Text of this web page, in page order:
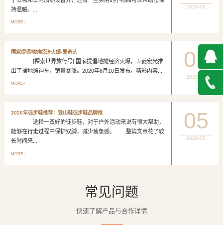
持温暖。...
MORE+
2026-08
国家提倡地摊经济火爆-爱奇艺
[探索世界旅行号] 国家提倡地摊经济火爆，五菱宏光推
出了摆地摊神车，销量暴涨。2020年6月10日发布。精彩内容...
MORE+
05
2026-08
2026年徒步鞋推荐：登山鞋徒步鞋品牌推
选择一双好的徒步鞋，对于户外活动来说有很大帮助，
能够在行走过程中保护双脚，减少疲惫感。 整篇文章花了较
长时间来...
MORE+
05
2026-08
常见问题
快速了解产品与合作详情
QQ在